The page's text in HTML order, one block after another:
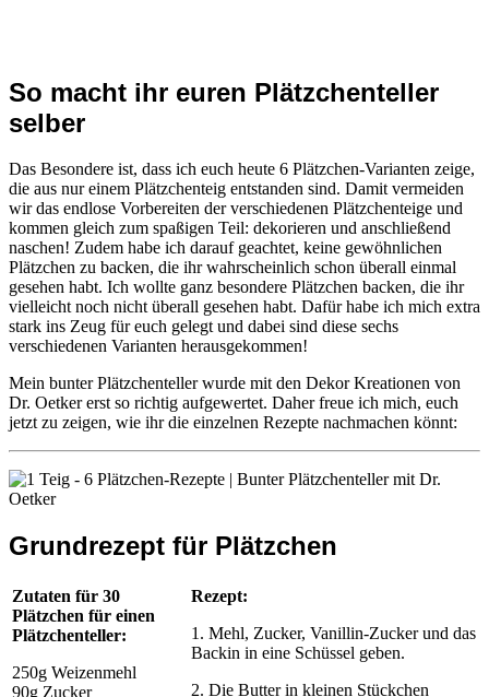
So macht ihr euren Plätzchenteller
selber
Das Besondere ist, dass ich euch heute 6 Plätzchen-Varianten zeige,
die aus nur einem Plätzchenteig entstanden sind. Damit vermeiden
wir das endlose Vorbereiten der verschiedenen Plätzchenteige und
kommen gleich zum spaßigen Teil: dekorieren und anschließend
naschen! Zudem habe ich darauf geachtet, keine gewöhnlichen
Plätzchen zu backen, die ihr wahrscheinlich schon überall einmal
gesehen habt. Ich wollte ganz besondere Plätzchen backen, die ihr
vielleicht noch nicht überall gesehen habt. Dafür habe ich mich extra
stark ins Zeug für euch gelegt und dabei sind diese sechs
verschiedenen Varianten herausgekommen!
Mein bunter Plätzchenteller wurde mit den Dekor Kreationen von
Dr. Oetker erst so richtig aufgewertet. Daher freue ich mich, euch
jetzt zu zeigen, wie ihr die einzelnen Rezepte nachmachen könnt:
Grundrezept für Plätzchen
Zutaten für 30
Plätzchen für einen
Plätzchenteller:
250g Weizenmehl
90g Zucker
Rezept:
1. Mehl, Zucker, Vanillin-Zucker und das
Backin in eine Schüssel geben.
2. Die Butter in kleinen Stückchen